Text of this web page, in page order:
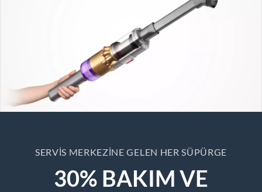
SERVIS MERKEZINE GELEN HER SÜPÜRGE
30% BAKIM VE